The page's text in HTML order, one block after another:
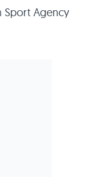
Sport Agency